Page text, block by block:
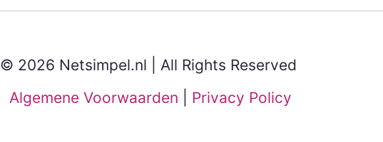
© 2026 Netsimpel.nl | All Rights Reserved
Algemene Voorwaarden
Privacy Policy